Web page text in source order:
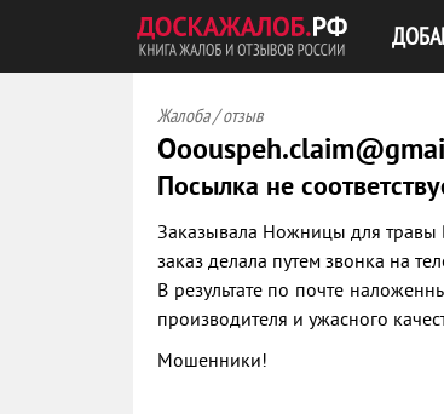
Жалоба / отзыв
Посылка не
Заказывала Ножницы для травы
заказ делала путем звонка на
В результате по почте
производителя и ужасного
Мошенники!